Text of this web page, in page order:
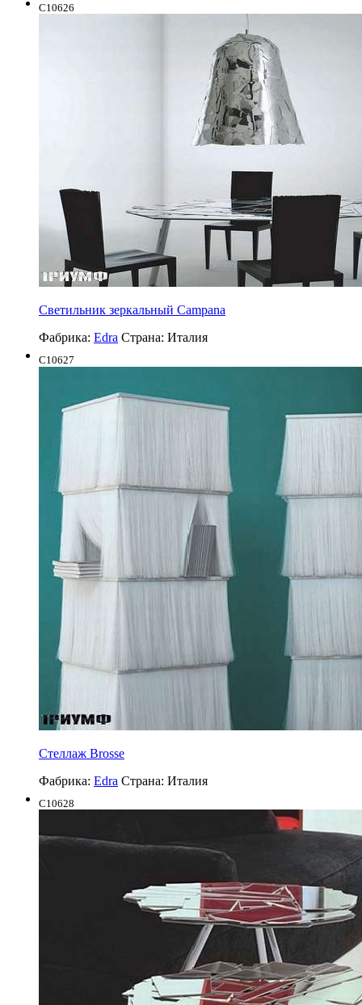
C10626
Светильник зеркальный Campana
Фабрика: Edra Страна: Италия
C10627
Стеллаж Brosse
Фабрика: Edra Страна: Италия
C10628